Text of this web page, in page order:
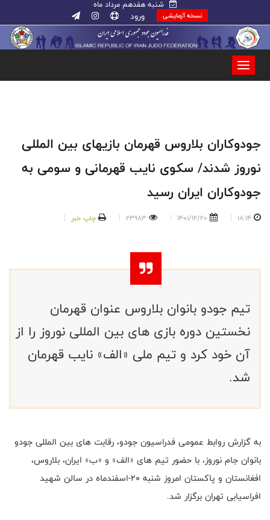
شنبه هفدهم مرداد ماه
نسخه آزمایشی ورود
جودوکاران بلاروس قهرمان بازیهای بین المللی
نوروز شدند/ سکوی نایب قهرمانی و‌ سومی به
جودوکاران ایران رسید
18:14
1401/12/20
23983 چاپ خبر
تیم جودو بانوان بلاروس عنوان قهرمان
نخستین دوره بازی های بین المللی نوروز‌ را از
آن خود کرد و تیم ملی «الف» نایب قهرمان
شد.
به گزارش روابط عمومی فدراسیون جودو، رقابت های بین المللی جودو
بانوان جام نوروز، با حضور تیم های «الف» و «ب» ایران، بلاروس،
افغانستان و پاکستان امروز شنبه ۲۰-اسفندماه در سالن شهید
افراسیابی تهران برگزار شد.